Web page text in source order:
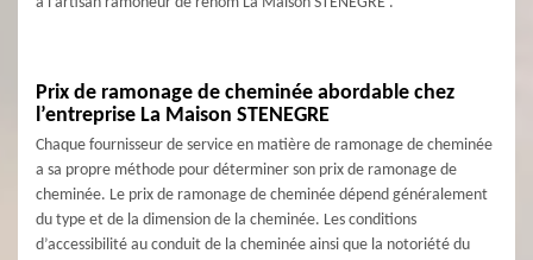
Prix de ramonage de cheminée abordable chez
l’entreprise La Maison STENEGRE
Chaque fournisseur de service en matière de ramonage de cheminée
a sa propre méthode pour déterminer son prix de ramonage de
cheminée. Le prix de ramonage de cheminée dépend généralement
du type et de la dimension de la cheminée. Les conditions
d’accessibilité au conduit de la cheminée ainsi que la notoriété du